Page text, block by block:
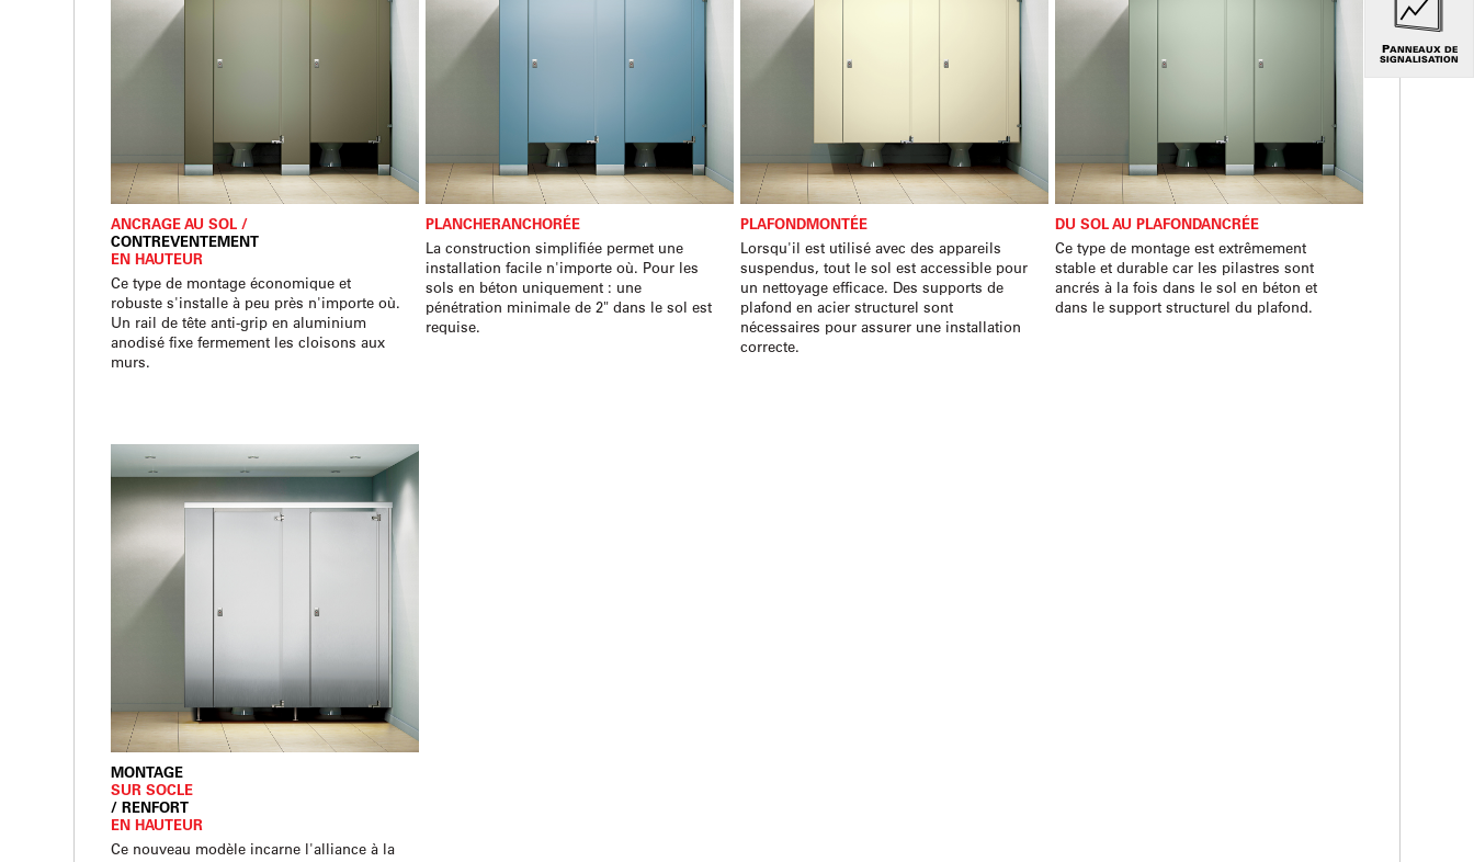
ANCRAGE AU SOL /
CONTREVENTEMENT
EN HAUTEUR
Ce type de montage économique et
robuste s'installe à peu près n'importe où.
Un rail de tête anti-grip en aluminium
anodisé fixe fermement les cloisons aux
murs.
PLANCHERANCHORÉE
La construction simplifiée permet une
installation facile n'importe où. Pour les
sols en béton uniquement : une
pénétration minimale de 2" dans le sol est
requise.
PLAFONDMONTÉE
Lorsqu'il est utilisé avec des appareils
suspendus, tout le sol est accessible pour
un nettoyage efficace. Des supports de
plafond en acier structurel sont
nécessaires pour assurer une installation
correcte.
DU SOL AU PLAFONDANCRÉE
Ce type de montage est extrêmement
stable et durable car les pilastres sont
ancrés à la fois dans le sol en béton et
dans le support structurel du plafond.
MONTAGE
SUR SOCLE
/ RENFORT
EN HAUTEUR
Ce nouveau modèle incarne l'alliance à la
PANNEAUX DE
SIGNALISATION